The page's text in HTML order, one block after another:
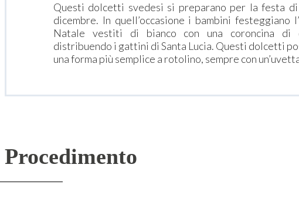
Questi dolcetti svedesi si preparano per la festa di
dicembre. In quell’occasione i bambini festeggiano
Natale vestiti di bianco con una coroncina di
distribuendo i gattini di Santa Lucia. Questi dolcetti
una forma più semplice a rotolino, sempre con
Procedimento